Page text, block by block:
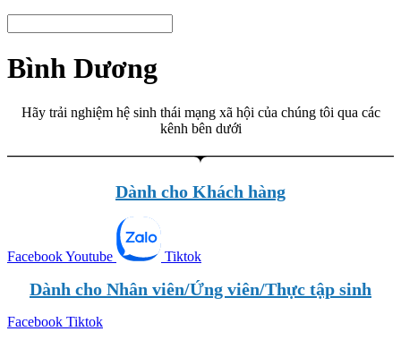
Bình Dương
Hãy trải nghiệm hệ sinh thái mạng xã hội của chúng tôi qua các
kênh bên dưới
Dành cho Khách hàng
FacebookYoutube Tiktok
Dành cho Nhân viên/Ứng viên/Thực tập sinh
Facebook Tiktok